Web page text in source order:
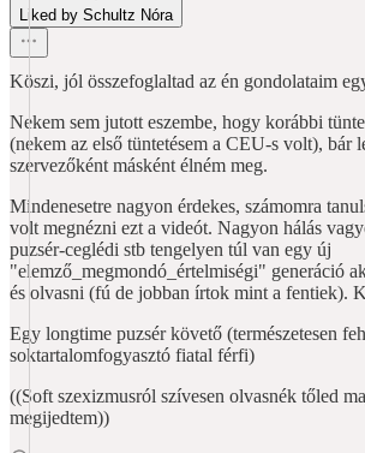
Liked by Schultz Nóra
Köszi, jól összefoglaltad az én gondolataim
Nekem sem jutott eszembe, hogy korábbi
(nekem az első tüntetésem a CEU-s volt), bár
szervezőként másként élném meg.
Mindenesetre nagyon érdekes, számomra
volt megnézni ezt a videót. Nagyon hálás
puzsér-ceglédi stb tengelyen túl van egy új
"elemző_megmondó_értelmiségi" generáció
és olvasni (fú de jobban írtok mint a fentiek).
Egy longtime puzsér követő (természetesen
soktartalomfogyasztó fiatal férfi)
((Soft szexizmusról szívesen olvasnék tőled
megijedtem))